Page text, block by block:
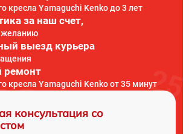
кресла Yamaguchi Kenko до 3 лет
за наш счет,
желанию
выезд курьера
ремонт
кресла Yamaguchi Kenko от 35 минут
консультация со